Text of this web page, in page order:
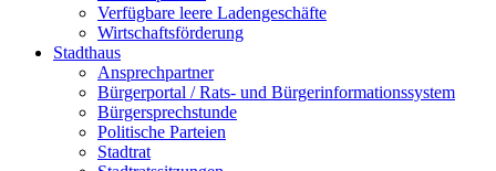
Verfügbare leere Ladengeschäfte
Wirtschaftsförderung
Stadthaus
Ansprechpartner
Bürgerportal / Rats- und Bürgerinformationssystem
Bürgersprechstunde
Politische Parteien
Stadtrat